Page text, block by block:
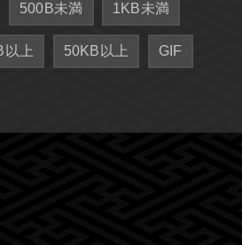
500B未満 1KB未満
以上 50KB以上 GIF